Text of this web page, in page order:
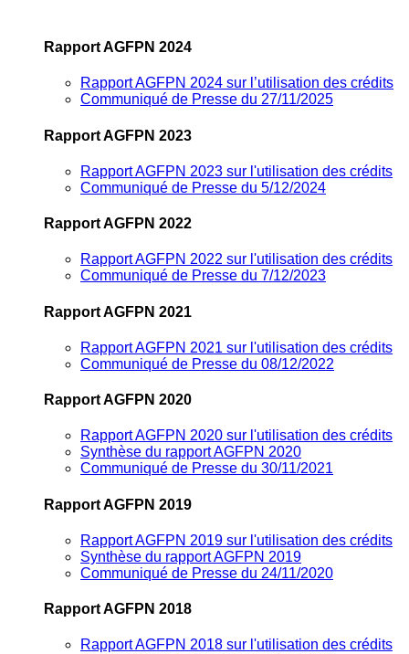
Rapport AGFPN 2024
Rapport AGFPN 2024 sur l’utilisation des crédits
Communiqué de Presse du 27/11/2025
Rapport AGFPN 2023
Rapport AGFPN 2023 sur l'utilisation des crédits
Communiqué de Presse du 5/12/2024
Rapport AGFPN 2022
Rapport AGFPN 2022 sur l'utilisation des crédits
Communiqué de Presse du 7/12/2023
Rapport AGFPN 2021
Rapport AGFPN 2021 sur l'utilisation des crédits
Communiqué de Presse du 08/12/2022
Rapport AGFPN 2020
Rapport AGFPN 2020 sur l'utilisation des crédits
Synthèse du rapport AGFPN 2020
Communiqué de Presse du 30/11/2021
Rapport AGFPN 2019
Rapport AGFPN 2019 sur l'utilisation des crédits
Synthèse du rapport AGFPN 2019
Communiqué de Presse du 24/11/2020
Rapport AGFPN 2018
Rapport AGFPN 2018 sur l'utilisation des crédits